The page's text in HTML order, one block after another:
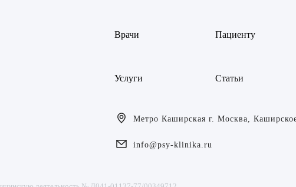
Врачи
Услуги
Пациенту
Статьи
Метро Каширская г. Москва,
info@psy-klinika.ru